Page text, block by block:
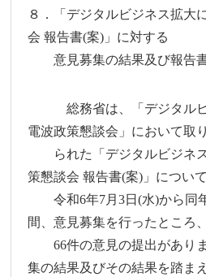
８．「デジタルビジネス拡大
会 報告書(案)」に対する
意見募集の結果及び報告
総務省は、「デジタルビ
電波政策懇談会」において取
られた「デジタルビジネス
策懇談会 報告書(案)」について
令和6年7月3日(水)から同
間、意見募集を行ったところ、
66件の意見の提出があり
集の結果及びその結果を踏ま